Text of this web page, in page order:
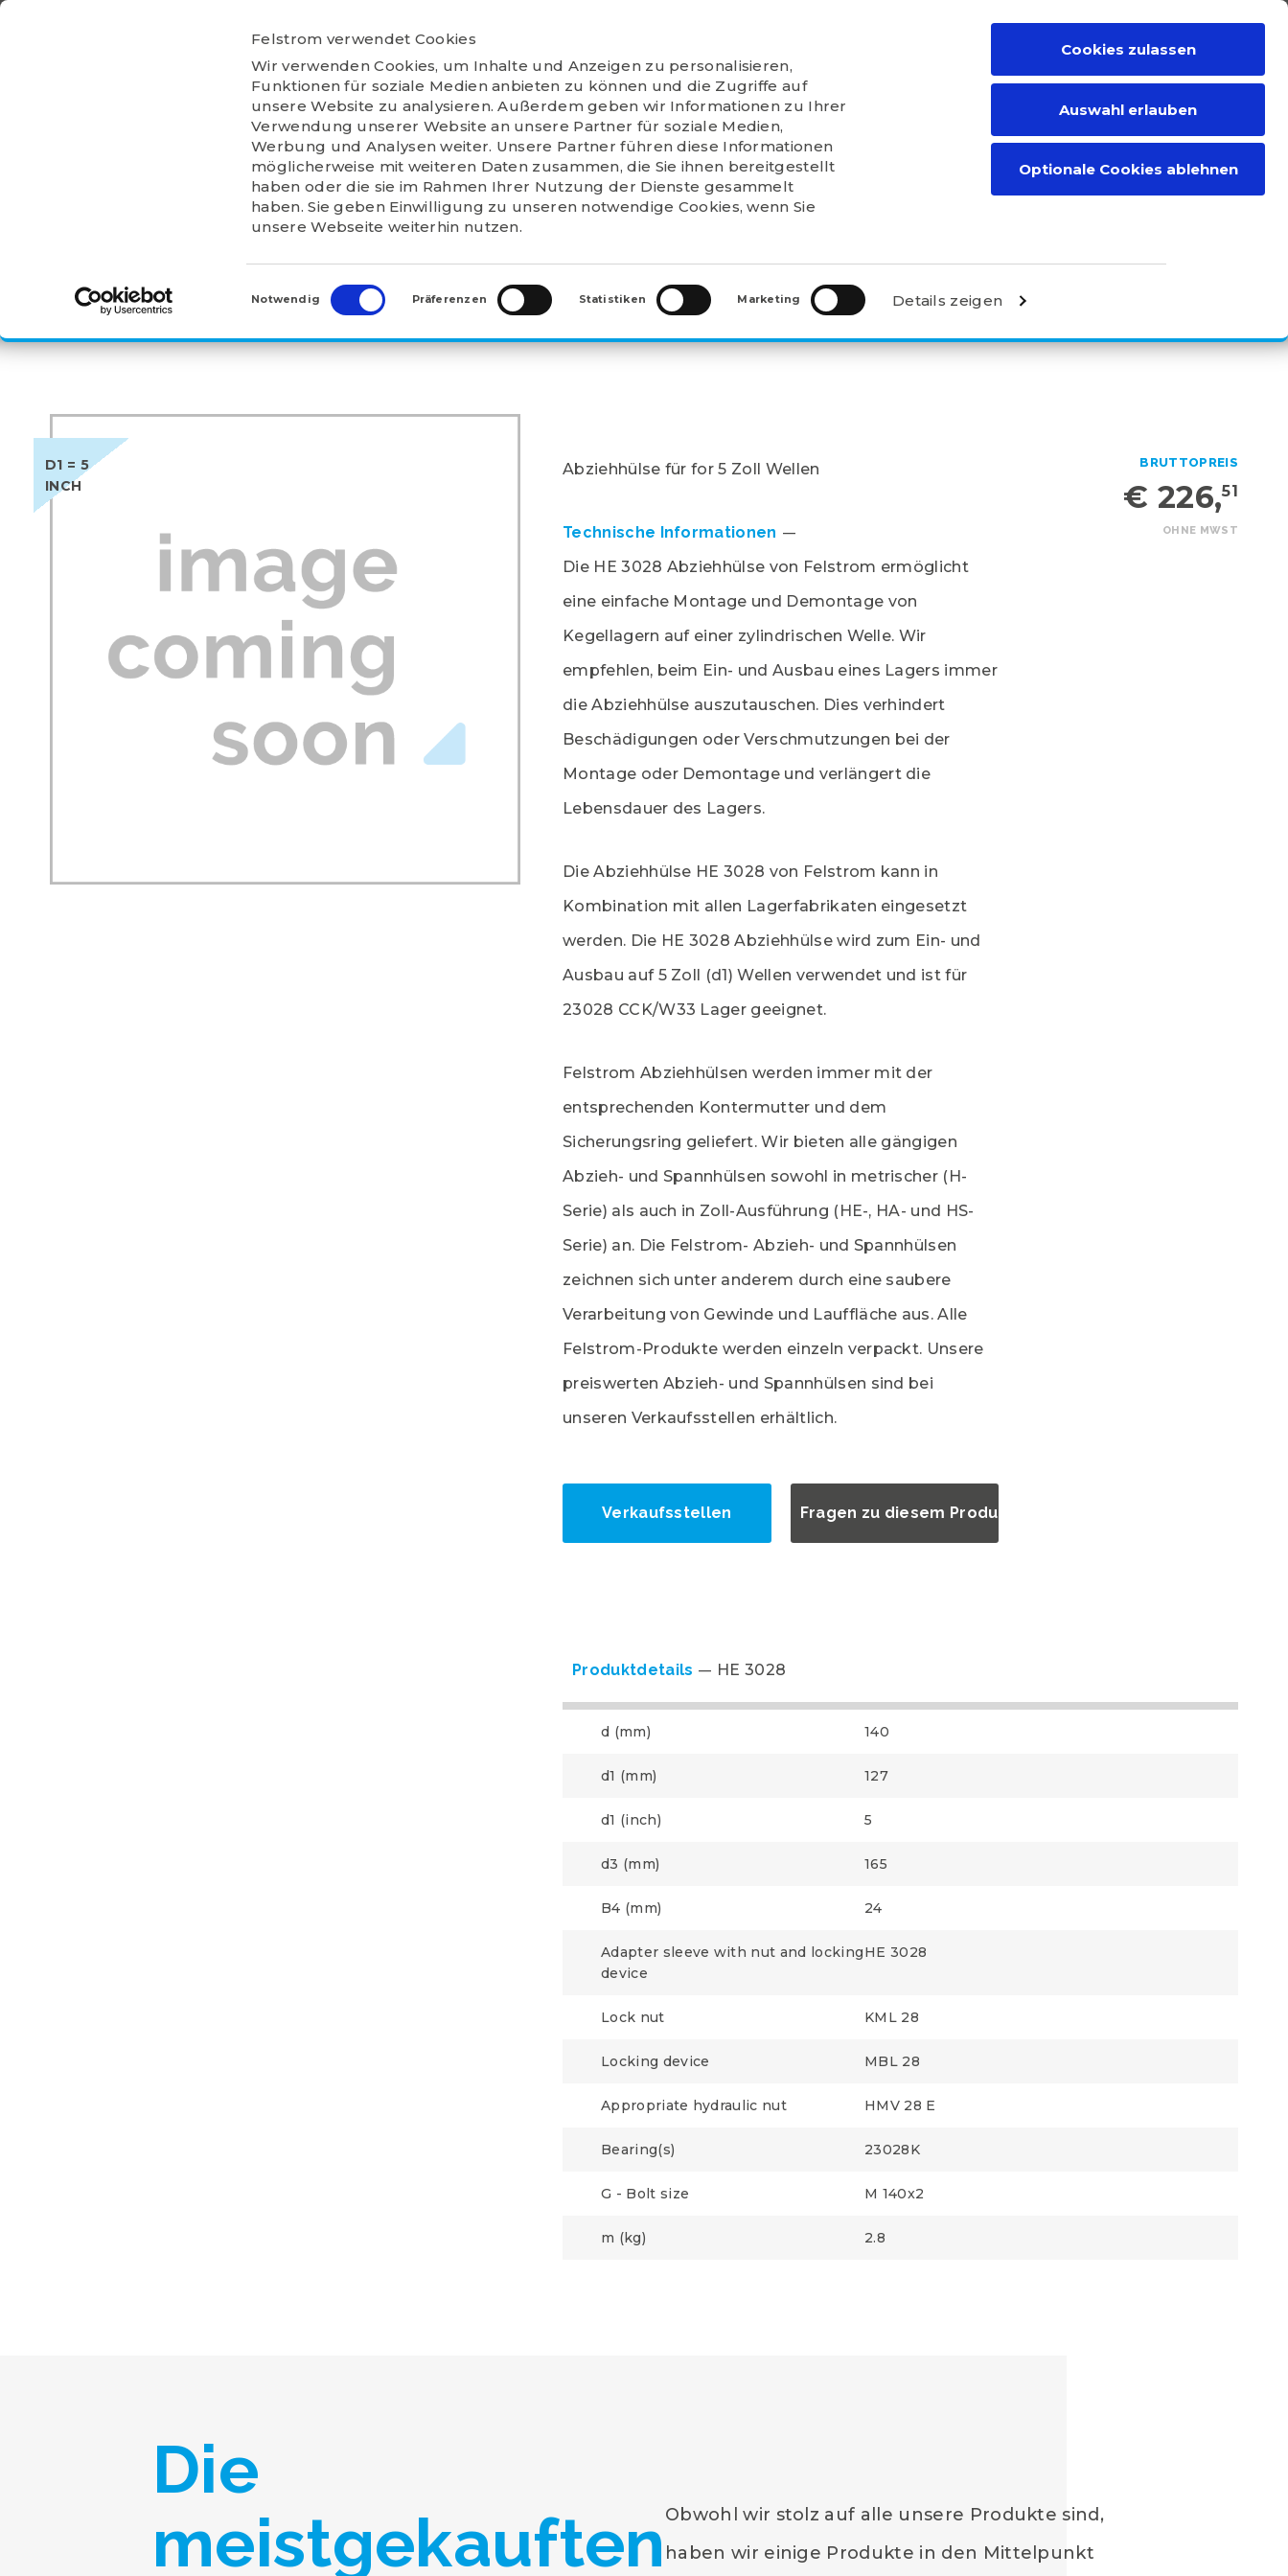
Felstrom verwendet Cookies
Wir verwenden Cookies, um Inhalte und Anzeigen zu personalisieren,
Funktionen für soziale Medien anbieten zu können und die Zugriffe auf
unsere Website zu analysieren. Außerdem geben wir Informationen zu Ihrer
Verwendung unserer Website an unsere Partner für soziale Medien,
Werbung und Analysen weiter. Unsere Partner führen diese Informationen
möglicherweise mit weiteren Daten zusammen, die Sie ihnen bereitgestellt
haben oder die sie im Rahmen Ihrer Nutzung der Dienste gesammelt
haben. Sie geben Einwilligung zu unseren notwendige Cookies, wenn Sie
unsere Webseite weiterhin nutzen.
Einwilligungsauswahl
Notwendig
Präferenzen Statistiken Marketing Details zeigen
Cookies zulassen
Auswahl erlauben
Optionale Cookies ablehnen
Ga
HOME
ÜBER
FELSTROM
PRODUKTE VERKAUFSSTELLEN
ABZIEH- UND SPANNHÜLSEN > ABZIEHHÜLSEN (HE) > HE 3028
HE 3028
D1 = 5
INCH
BRUTTOPREIS
OHNE MWST
€ 226,51
Abziehhülse für for 5 Zoll Wellen
Technische Informationen
Die HE 3028 Abziehhülse von Felstrom ermöglicht
eine einfache Montage und Demontage von
Kegellagern auf einer zylindrischen Welle. Wir
empfehlen, beim Ein- und Ausbau eines Lagers immer
die Abziehhülse auszutauschen. Dies verhindert
Beschädigungen oder Verschmutzungen bei der
Montage oder Demontage und verlängert die
Lebensdauer des Lagers.
Die Abziehhülse HE 3028 von Felstrom kann in
Kombination mit allen Lagerfabrikaten eingesetzt
werden. Die HE 3028 Abziehhülse wird zum Ein- und
Ausbau auf 5 Zoll (d1) Wellen verwendet und ist für
23028 CCK/W33 Lager geeignet.
Felstrom Abziehhülsen werden immer mit der
entsprechenden Kontermutter und dem
Sicherungsring geliefert. Wir bieten alle gängigen
Abzieh- und Spannhülsen sowohl in metrischer (H-
Serie) als auch in Zoll-Ausführung (HE-, HA- und HS-
Serie) an. Die Felstrom- Abzieh- und Spannhülsen
zeichnen sich unter anderem durch eine saubere
Verarbeitung von Gewinde und Lauffläche aus. Alle
Felstrom-Produkte werden einzeln verpackt. Unsere
preiswerten Abzieh- und Spannhülsen sind bei
unseren Verkaufsstellen erhältlich.
Verkaufsstellen Fragen zu diesem Produkt?
Produktdetails HE 3028
d (mm) 140
d1 (mm) 127
d1 (inch) 5
d3 (mm) 165
B4 (mm) 24
Adapter sleeve with nut and locking
device
HE 3028
Lock nut KML 28
Locking device MBL 28
Appropriate hydraulic nut HMV 28 E
Bearing(s) 23028K
G - Bolt size M 140x2
m (kg) 2.8
Die
meistgekauften Obwohl wir stolz auf alle unsere Produkte sind,
haben wir einige Produkte in den Mittelpunkt